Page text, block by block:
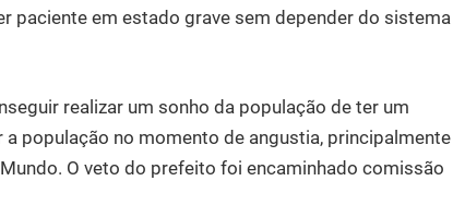
paciente em estado grave sem depender do sistema
realizar um sonho da população de ter um
população no momento de angustia, principalmente
O veto do prefeito foi encaminhado comissão